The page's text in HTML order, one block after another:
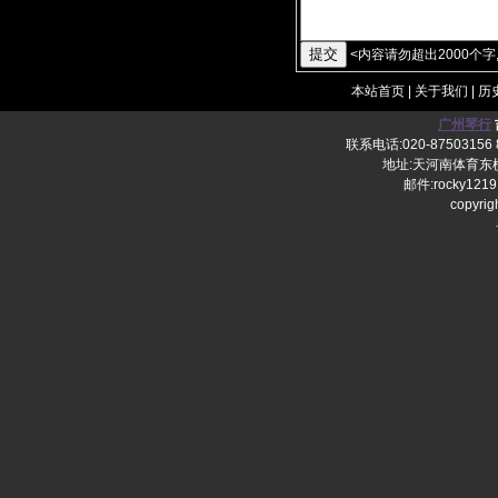
<内容请勿超出2000个字,
本站首页| 关于我们 历
广州琴行
联系电话:020-
地址:天河南体育东
邮件